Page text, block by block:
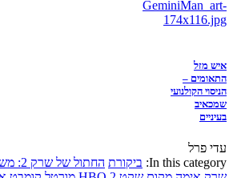
איש מזל
התאומים –
הניסוי הקולנועי
שמכאיב
בעיניים
עדי פרל
In this category: ביקורת החתול של שרק 2: משאלה אחת ודי